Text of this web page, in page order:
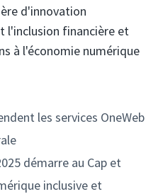
d'innovation
l'inclusion financière et
à l'économie numérique
les services OneWeb
démarre au Cap et
inclusive et